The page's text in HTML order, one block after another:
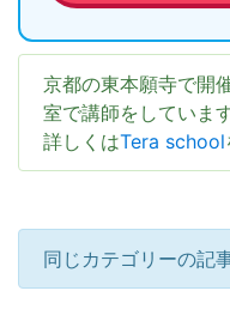
京都の東本願寺で開
室で講師をしています
詳しくはTera school
同じカテゴリーの記